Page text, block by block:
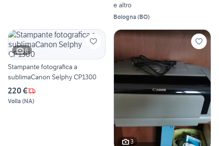
e altro
Bologna (BO)
6
Stampante fotografica a
sublimaCanon Selphy CP1300
220 €
Volla (NA)
3